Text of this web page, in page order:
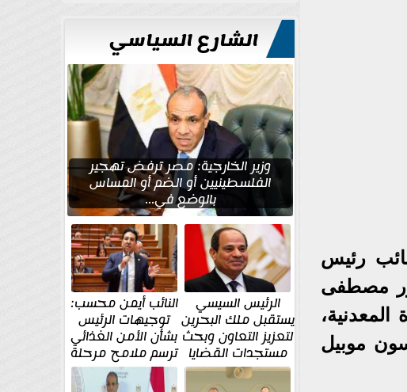
رئيس
مصطفى
موبيل
للتعميرالشارع السياسي
وزير الخارجية: مصر ترفض تهجير
الفلسطينيين أو الضم أو المساس
بالوضع في...
الرئيس السيسي
يستقبل ملك البحرين
لتعزيز التعاون وبحث
مستجدات القضايا
الإقليمية والدولية
النائب أيمن محسب:
توجيهات الرئيس
بشأن الأمن الغذائي
ترسم ملامح مرحلة
جديدة